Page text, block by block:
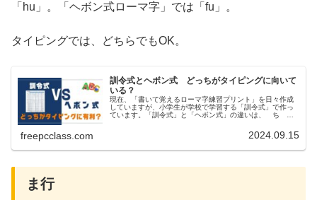
「hu」。「ヘボン式ローマ字」では「fu」。
タイピングでは、どちらでもOK。
訓令式とヘボン式 どっちがタイピングに向いて
いる？
現在、「書いて覚えるローマ字練習プリント」を日々作成
していますが、小学生が学校で学習する「訓令式」で作っ
ています。「訓令式」と「ヘボン式」の違いは、 ち 訓
freepcclass.com 2024.09.15
ま行